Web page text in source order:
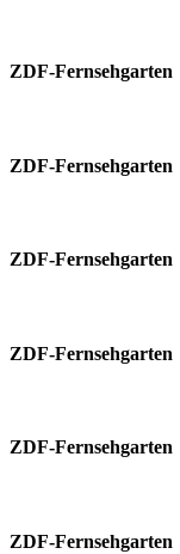
ZDF-Fernsehgarten
ZDF-Fernsehgarten
ZDF-Fernsehgarten
ZDF-Fernsehgarten
ZDF-Fernsehgarten
ZDF-Fernsehgarten